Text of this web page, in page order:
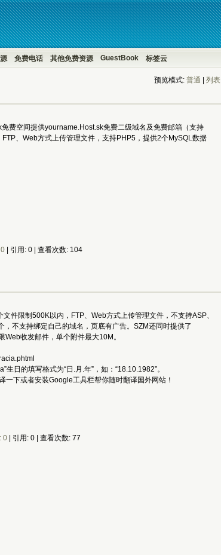
免费电话 其他免费资源 GuestBook 标签云
预览模式: 普通 列表
空间提供yourname.Host.sk免费二级域名及免费邮箱（支持
、Web方式上传管理文件，支持PHP5，提供2个MySQL数据
| 引用: 0 | 查看次数: 104
件限制500K以内，FTP、Web方式上传管理文件，不支持ASP、
不支持绑定自己的域名，页底有广告。SZM还同时提供了
收发邮件，单个附件最大10M。
的填写格式为“日.月.年”，如：“18.10.1982”。
下或者安装Google工具栏帮你随时翻译国外网站！
0| 引用: 0 | 查看次数: 77